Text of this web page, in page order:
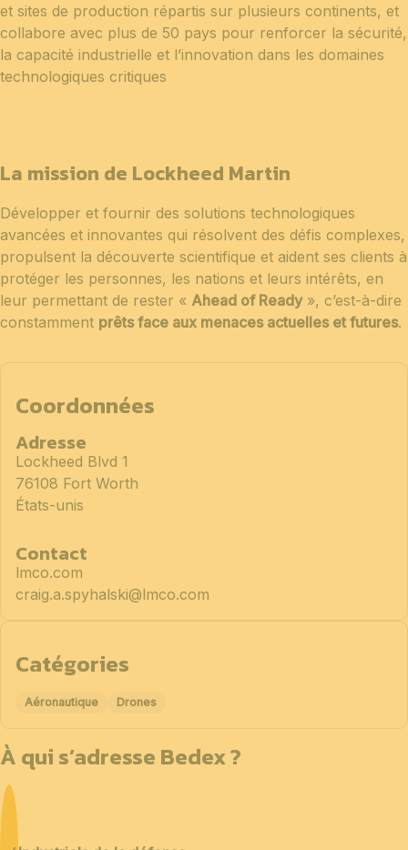
et sites de production répartis sur plusieurs continents, et
collabore avec plus de 50 pays pour renforcer la sécurité,
la capacité industrielle et l’innovation dans les domaines
technologiques critiques
La mission de Lockheed Martin
Développer et fournir des solutions technologiques
avancées et innovantes qui résolvent des défis complexes,
propulsent la découverte scientifique et aident ses clients à
protéger les personnes, les nations et leurs intérêts, en
leur permettant de rester « Ahead of Ready», c’est-à-dire
constamment prêts face aux menaces actuelles et futures.
Coordonnées
Adresse
Lockheed Blvd 1
76108 Fort Worth
États-unis
Contact
lmco.com
craig.a.spyhalski@lmco.com
Catégories
Aéronautique Drones
À qui s’adresse Bedex ?